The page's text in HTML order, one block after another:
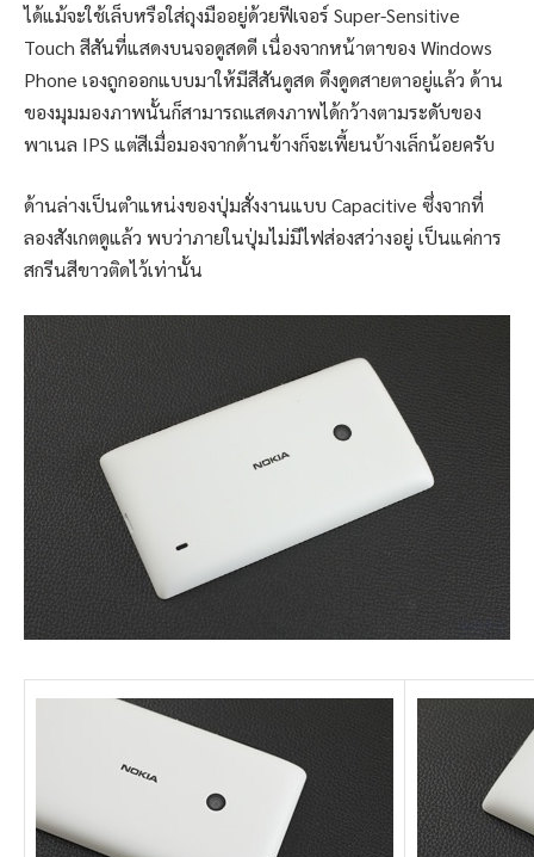
ได้แม้จะใช้เล็บหรือใส่ถุงมืออยู่ด้วยฟีเจอร์ Super-Sensitive
Touch สีสันที่แสดงบนจอดูสดดี เนื่องจากหน้าตาของ Windows
Phone เองถูกออกแบบมาให้มีสีสันดูสด ดึงดูดสายตาอยู่แล้ว ด้าน
ของมุมมองภาพนั้นก็สามารถแสดงภาพได้กว้างตามระดับของ
พาเนล IPS แต่สีเมื่อมองจากด้านข้างก็จะเพี้ยนบ้างเล็กน้อยครับ
ด้านล่างเป็นตำแหน่งของปุ่มสั่งงานแบบ Capacitive ซึ่งจากที่
ลองสังเกตดูแล้ว พบว่าภายในปุ่มไม่มีไฟส่องสว่างอยู่ เป็นแค่การ
สกรีนสีขาวติดไว้เท่านั้น